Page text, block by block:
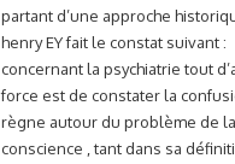
partant d’une approche
henry EY fait le constat suivant :
concernant la psychiatrie tout
force est de constater la
règne autour du problème de la
conscience , tant dans sa